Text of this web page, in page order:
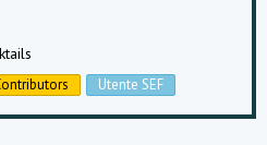
Utente SEF